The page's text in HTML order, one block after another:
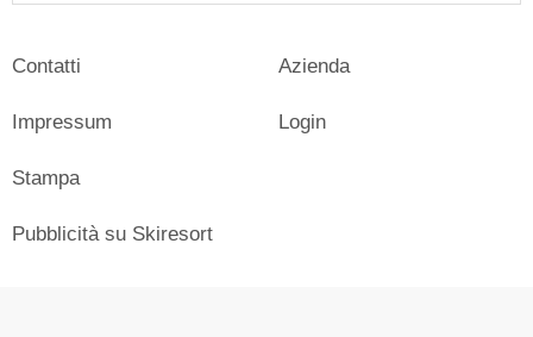
Contatti
Impressum
Stampa
Azienda
Login
Pubblicità su Skiresort